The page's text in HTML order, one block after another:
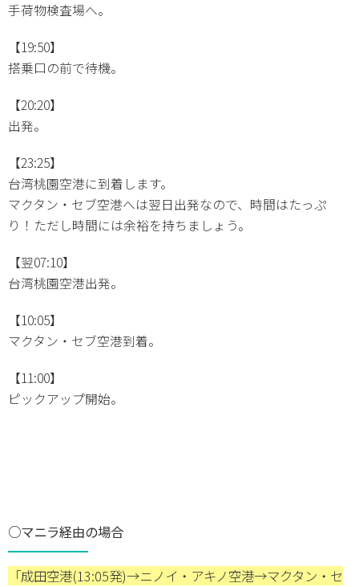
手荷物検査場へ。
【19:50】
搭乗口の前で待機。
【20:20】
出発。
【23:25】
台湾桃園空港に到着します。
マクタン・セブ空港へは翌日出発なので、時間はたっぷ
り！ただし時間には余裕を持ちましょう。
【翌07:10】
台湾桃園空港出発。
【10:05】
マクタン・セブ空港到着。
【11:00】
ピックアップ開始。
○マニラ経由の場合
「成田空港(13:05発)→ニノイ・アキノ空港→マクタン・セ